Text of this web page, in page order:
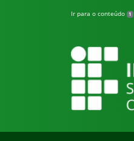
Ir para o conteúdo 1